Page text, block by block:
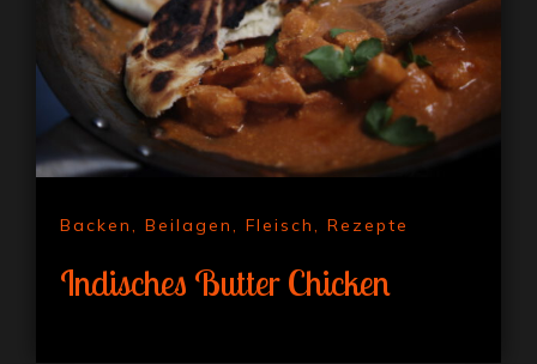
Indisches Butter Chicken
Backen, Beilagen, Fleisch, Rezepte